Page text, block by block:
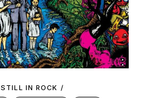
STILL IN ROCK